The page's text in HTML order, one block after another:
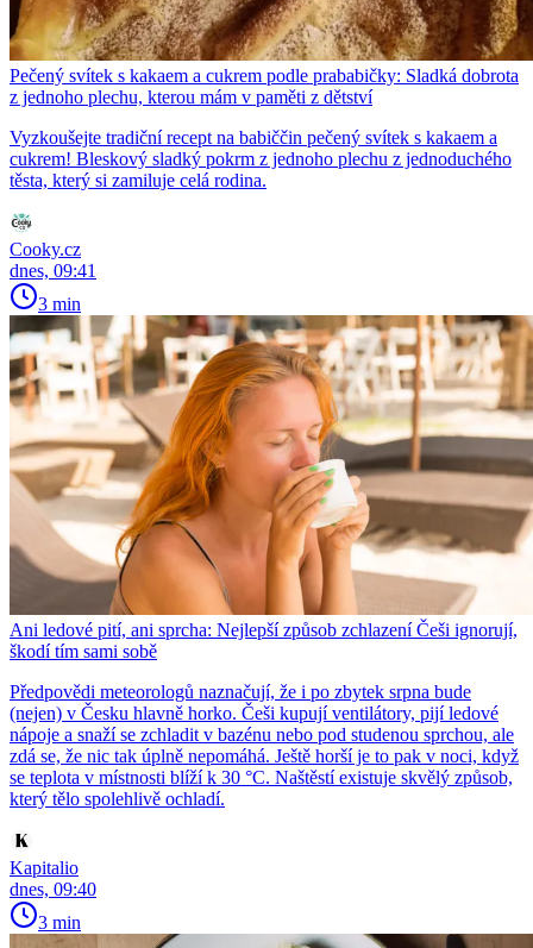
Pečený svítek s kakaem a cukrem podle prababičky: Sladká dobrota
z jednoho plechu, kterou mám v paměti z dětství
Vyzkoušejte tradiční recept na babiččin pečený svítek s kakaem a
cukrem! Bleskový sladký pokrm z jednoho plechu z jednoduchého
těsta, který si zamiluje celá rodina.
Cooky.cz
dnes, 09:41
3 min
Ani ledové pití, ani sprcha: Nejlepší způsob zchlazení Češi ignorují,
škodí tím sami sobě
Předpovědi meteorologů naznačují, že i po zbytek srpna bude
(nejen) v Česku hlavně horko. Češi kupují ventilátory, pijí ledové
nápoje a snaží se zchladit v bazénu nebo pod studenou sprchou, ale
zdá se, že nic tak úplně nepomáhá. Ještě horší je to pak v noci, když
se teplota v místnosti blíží k 30 °C. Naštěstí existuje skvělý způsob,
který tělo spolehlivě ochladí.
Kapitalio
dnes, 09:40
3 min